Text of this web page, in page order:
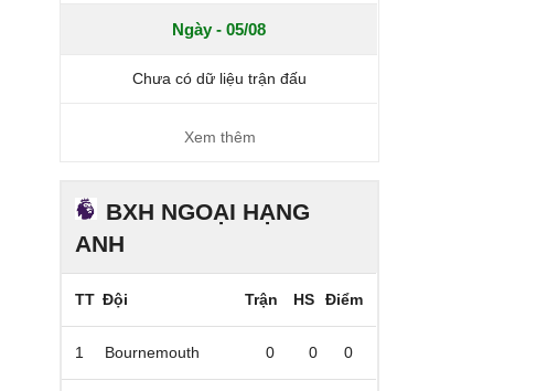
Ngày - 05/08
Chưa có dữ liệu trận đấu
Xem thêm
BXH NGOẠI HẠNG
ANH
TT Đội Trận HS Điểm
1 Bournemouth 0 0 0